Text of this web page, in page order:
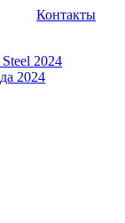
Контакты
2024
2024